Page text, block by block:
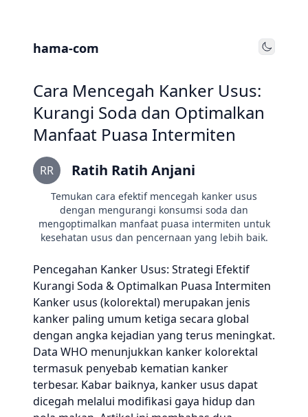
hama-com Toggle
Cara Mencegah Kanker Usus:
Kurangi Soda dan Optimalkan
Manfaat Puasa Intermiten
RR Ratih Ratih Anjani
Temukan cara efektif mencegah kanker usus
dengan mengurangi konsumsi soda dan
mengoptimalkan manfaat puasa intermiten untuk
kesehatan usus dan pencernaan yang lebih baik.
Pencegahan Kanker Usus: Strategi Efektif
Kurangi Soda & Optimalkan Puasa Intermiten
Kanker usus (kolorektal) merupakan jenis
kanker paling umum ketiga secara global
dengan angka kejadian yang terus meningkat.
Data WHO menunjukkan kanker kolorektal
termasuk penyebab kematian kanker
terbesar. Kabar baiknya, kanker usus dapat
dicegah melalui modifikasi gaya hidup dan